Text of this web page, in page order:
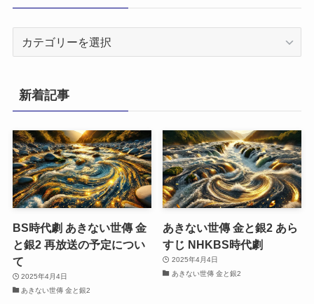
リ
ー
新着記事
BS時代劇 あきない世傳 金
と銀2 再放送の予定につい
て
2025年4月4日
あきない世傳 金と銀2
あきない世傳 金と銀2 あら
すじ NHKBS時代劇
2025年4月4日
あきない世傳 金と銀2